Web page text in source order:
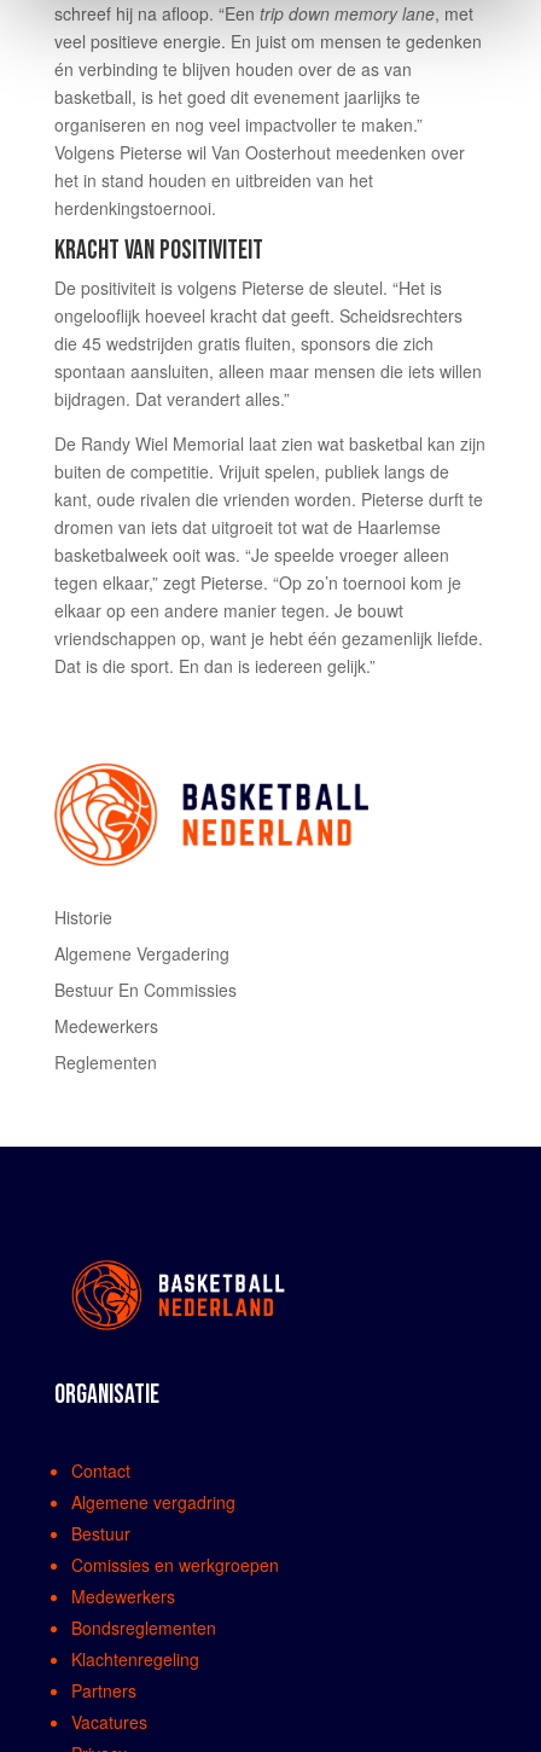
schreef hij na afloop. “Een trip down memory lane, met
veel positieve energie. En juist om mensen te gedenken
én verbinding te blijven houden over de as van
basketball, is het goed dit evenement jaarlijks te
organiseren en nog veel impactvoller te maken.”
Volgens Pieterse wil Van Oosterhout meedenken over
het in stand houden en uitbreiden van het
herdenkingstoernooi.
KRACHT VAN POSITIVITEIT
De positiviteit is volgens Pieterse de sleutel. “Het is
ongelooflijk hoeveel kracht dat geeft. Scheidsrechters
die 45 wedstrijden gratis fluiten, sponsors die zich
spontaan aansluiten, alleen maar mensen die iets willen
bijdragen. Dat verandert alles.”
De Randy Wiel Memorial laat zien wat basketbal kan zijn
buiten de competitie. Vrijuit spelen, publiek langs de
kant, oude rivalen die vrienden worden. Pieterse durft te
dromen van iets dat uitgroeit tot wat de Haarlemse
basketbalweek ooit was. “Je speelde vroeger alleen
tegen elkaar,” zegt Pieterse. “Op zo’n toernooi kom je
elkaar op een andere manier tegen. Je bouwt
vriendschappen op, want je hebt één gezamenlijk liefde.
Dat is die sport. En dan is iedereen gelijk.”
Historie
Algemene Vergadering
Bestuur En Commissies
Medewerkers
Reglementen
ORGANISATIE
Contact
Algemene vergadring
Bestuur
Comissies en werkgroepen
Medewerkers
Bondsreglementen
Klachtenregeling
Partners
Vacatures